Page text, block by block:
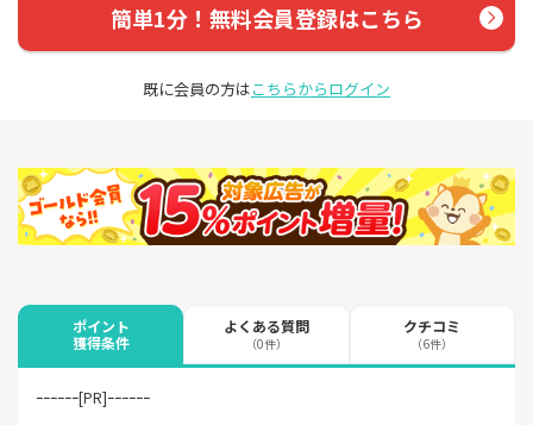
簡単1分！無料会員登録はこちら
既に会員の方はこちらからログイン
ポイント
獲得条件
よくある質問
（0件）
クチコミ
（6件）
ｰｰｰｰｰｰ[PR]ｰｰｰｰｰｰ